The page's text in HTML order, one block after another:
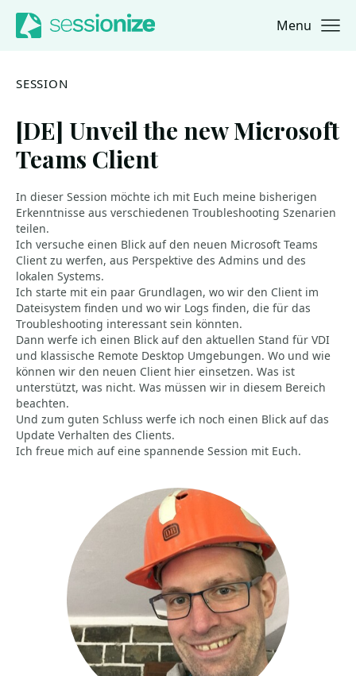
Jump to navigation
Jump to content Menu
SESSION
[DE] Unveil the new Microsoft
Teams Client
In dieser Session möchte ich mit Euch meine bisherigen
Erkenntnisse aus verschiedenen Troubleshooting Szenarien
teilen.
Ich versuche einen Blick auf den neuen Microsoft Teams
Client zu werfen, aus Perspektive des Admins und des
lokalen Systems.
Ich starte mit ein paar Grundlagen, wo wir den Client im
Dateisystem finden und wo wir Logs finden, die für das
Troubleshooting interessant sein könnten.
Dann werfe ich einen Blick auf den aktuellen Stand für VDI
und klassische Remote Desktop Umgebungen. Wo und wie
können wir den neuen Client hier einsetzen. Was ist
unterstützt, was nicht. Was müssen wir in diesem Bereich
beachten.
Und zum guten Schluss werfe ich noch einen Blick auf das
Update Verhalten des Clients.
Ich freue mich auf eine spannende Session mit Euch.